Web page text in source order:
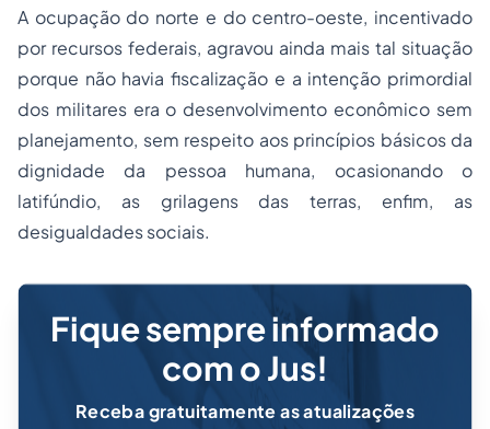
A ocupação do norte e do centro-oeste, incentivado
por recursos federais, agravou ainda mais tal situação
porque não havia fiscalização e a intenção primordial
dos militares era o desenvolvimento econômico sem
planejamento, sem respeito aos princípios básicos da
dignidade da pessoa humana, ocasionando o
latifúndio, as grilagens das terras, enfim, as
desigualdades sociais.
Fique sempre informado
com o Jus!
Receba gratuitamente as atualizações